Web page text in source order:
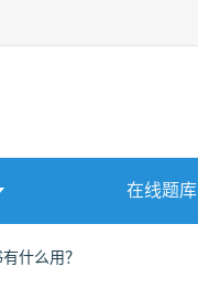
在线题库
什么用？